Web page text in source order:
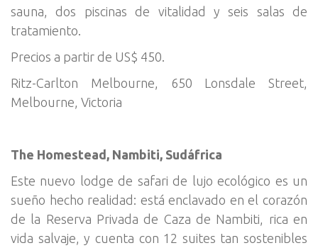
sauna, dos piscinas de vitalidad y seis salas de
tratamiento.
Precios a partir de US$ 450.
Ritz-Carlton Melbourne, 650 Lonsdale Street,
Melbourne, Victoria
The Homestead, Nambiti, Sudáfrica
Este nuevo lodge de safari de lujo ecológico es un
sueño hecho realidad: está enclavado en el corazón
de la Reserva Privada de Caza de Nambiti, rica en
vida salvaje, y cuenta con 12 suites tan sostenibles